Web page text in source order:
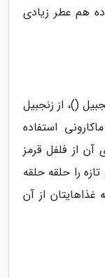
هم عطر زیادی
()، از زنجبیل
استفاده
آن از فلفل قرمز
را حلقه حلقه
از آن